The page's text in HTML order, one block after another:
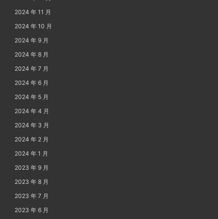
2024 年 11 月
2024 年 10 月
2024 年 9 月
2024 年 8 月
2024 年 7 月
2024 年 6 月
2024 年 5 月
2024 年 4 月
2024 年 3 月
2024 年 2 月
2024 年 1 月
2023 年 9 月
2023 年 8 月
2023 年 7 月
2023 年 6 月